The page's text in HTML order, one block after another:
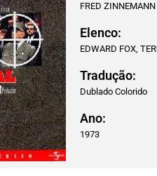
FRED ZINNEMANN
Elenco:
EDWARD FOX,
Tradução:
Dublado Colorido
Ano:
1973